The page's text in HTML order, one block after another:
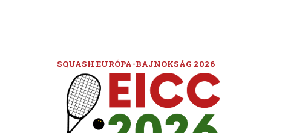
SQUASH EURÓPA-BAJNOKSÁG 2026